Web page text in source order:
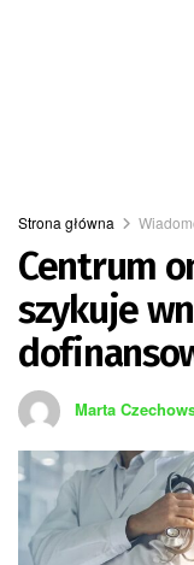
Strona główna
Centrum
szykuje
Marta